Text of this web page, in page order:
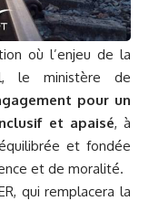
où l’enjeu de la
le ministère de
pour un
et apaisé, à
et fondée
et de moralité.
qui remplacera la